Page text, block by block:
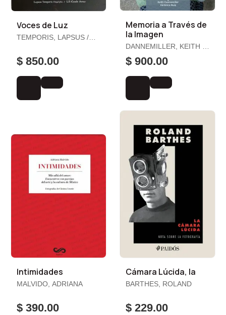
Voces de Luz
TEMPORIS, LAPSUS /
$ 850.00
Memoria a Través de
la Imagen
DANNEMILLER, KEITH /
RUIZ, VERÓNICA
$ 900.00
Intimidades
MALVIDO, ADRIANA
$ 390.00
Cámara Lúcida, la
BARTHES, ROLAND
$ 229.00